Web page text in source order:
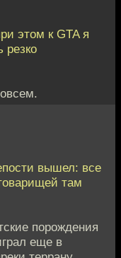
этом к GTA я
резко
вышел: все
там
порождения
еще в